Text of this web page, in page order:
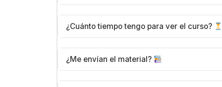
tendrás acceso a todas las lecciones,
¿Cuánto tiempo tengo para ver el curso?
que desees, a tu propio ritmo, sin nunca
¿Me envían el material?